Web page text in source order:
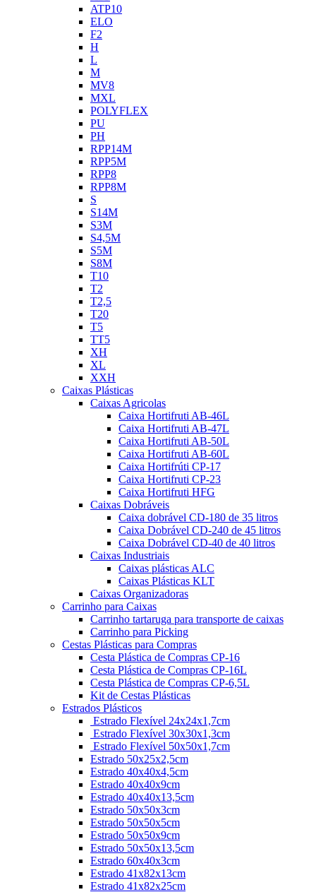
ATP10
ELO
F2
H
L
M
MV8
MXL
POLYFLEX
PU
PH
RPP14M
RPP5M
RPP8
RPP8M
S
S14M
S3M
S4,5M
S5M
S8M
T10
T2
T2,5
T20
T5
TT5
XH
XL
XXH
Caixas Plásticas
Caixas Agricolas
Caixa Hortifruti AB-46L
Caixa Hortifruti AB-47L
Caixa Hortifruti AB-50L
Caixa Hortifruti AB-60L
Caixa Hortifrúti CP-17
Caixa Hortifruti CP-23
Caixa Hortifruti HFG
Caixas Dobráveis
Caixa dobrável CD-180 de 35 litros
Caixa Dobrável CD-240 de 45 litros
Caixa Dobrável CD-40 de 40 litros
Caixas Industriais
Caixas plásticas ALC
Caixas Plásticas KLT
Caixas Organizadoras
Carrinho para Caixas
Carrinho tartaruga para transporte de caixas
Carrinho para Picking
Cestas Plásticas para Compras
Cesta Plástica de Compras CP-16
Cesta Plástica de Compras CP-16L
Cesta Plástica de Compras CP-6,5L
Kit de Cestas Plásticas
Estrados Plásticos
Estrado Flexível 24x24x1,7cm
Estrado Flexível 30x30x1,3cm
Estrado Flexível 50x50x1,7cm
Estrado 50x25x2,5cm
Estrado 40x40x4,5cm
Estrado 40x40x9cm
Estrado 40x40x13,5cm
Estrado 50x50x3cm
Estrado 50x50x5cm
Estrado 50x50x9cm
Estrado 50x50x13,5cm
Estrado 60x40x3cm
Estrado 41x82x13cm
Estrado 41x82x25cm